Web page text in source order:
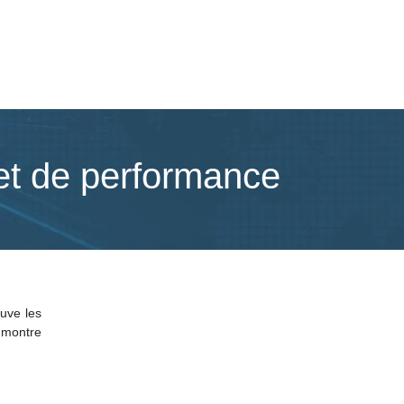
de performance
les